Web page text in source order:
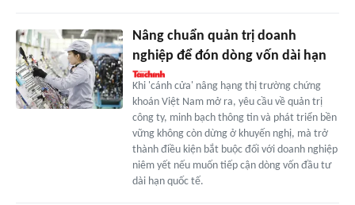
Nâng chuẩn quản trị doanh
nghiệp để đón dòng vốn dài hạn
Khi 'cánh cửa' nâng hạng thị trường chứng
khoán Việt Nam mở ra, yêu cầu về quản trị
công ty, minh bạch thông tin và phát triển bền
vững không còn dừng ở khuyến nghị, mà trở
thành điều kiện bắt buộc đối với doanh nghiệp
niêm yết nếu muốn tiếp cận dòng vốn đầu tư
dài hạn quốc tế.